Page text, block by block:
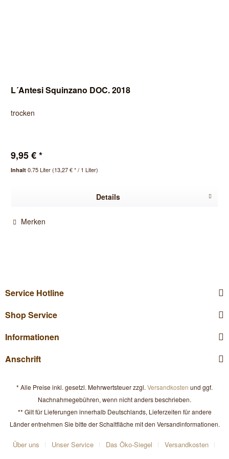
L´Antesi Squinzano DOC. 2018
trocken
9,95 € *
Inhalt0.75 Liter(13,27 € * / 1 Liter)
Details
Merken
Service Hotline
Shop Service
Informationen
Anschrift
* Alle Preise inkl. gesetzl. Mehrwertsteuer zzgl. Versandkosten und ggf.
Nachnahmegebühren, wenn nicht anders beschrieben.
** Gilt für Lieferungen innerhalb Deutschlands, Lieferzeiten für andere
Länder entnehmen Sie bitte der Schaltfläche mit den Versandinformationen.
Über uns Unser Service Das Öko-Siegel
Versandkosten